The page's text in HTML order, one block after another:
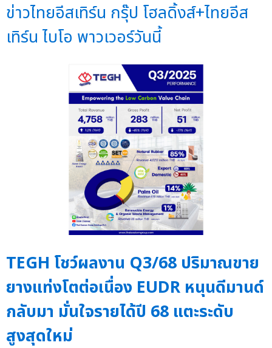
ข่าวไทยอีสเทิร์น กรุ๊ป โฮลดิ้งส์+ไทยอีส
เทิร์น ไบโอ พาวเวอร์วันนี้
TEGH โชว์ผลงาน Q3/68 ปริมาณขาย
ยางแท่งโตต่อเนื่อง EUDR หนุนดีมานด์
กลับมา มั่นใจรายได้ปี 68 แตะระดับ
สูงสุดใหม่